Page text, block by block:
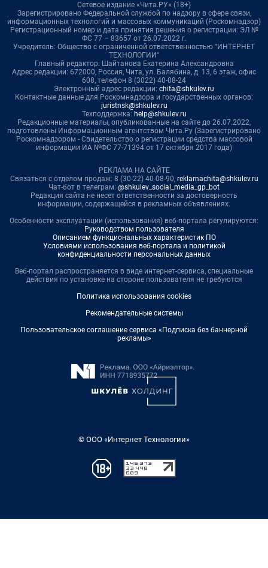
Сетевое издание «Чита.РУ» (18+)
Зарегистрировано Федеральной службой по надзору в сфере связи,
информационных технологий и массовых коммуникаций (Роскомнадзор)
Регистрационный номер и дата принятия решения о регистрации: ЭЛ №
ФС 77 – 83657 от 26.07.2022 г.
Учредитель: Общество с ограниченной ответственностью "ИНТЕРНЕТ
ТЕХНОЛОГИИ"
Главный редактор: Шайтанова Екатерина Александровна
Адрес редакции: 672000, Россия, Чита, ул. Балябина, д. 13, 6 этаж, офис
608, телефон 8 (3022) 40-08-24
Электронный адрес редакции: chita@shkulev.ru
Контактные данные для Роскомнадзора и государственных органов:
juristnsk@shkulev.ru
Техподдержка: help@shkulev.ru
Редакционные материалы, опубликованные на сайте до 26.07.2022,
подготовлены Информационным агентством Чита.Ру (Зарегистрировано
Роскомнадзором - Свидетельство о регистрации средства массовой
информации ИА №ФС 77-71394 от 17 октября 2017 года)
РЕКЛАМА НА САЙТЕ
Связаться с отделом продаж: 8 (30-22) 40-08-90, reklamachita@shkulev.ru
Чат-бот в телеграм: @shkulev_social_media_gp_bot
Редакция сайта не несет ответственности за достоверность
информации, содержащейся в рекламных объявлениях.
Особенности эксплуатации (использования) веб-портала регулируются:
Руководством пользователя
Описанием функциональных характеристик ПО
Условиями использования веб-портала и политикой
конфиденциальности персональных данных
Веб-портал распространяется в виде интернет-сервиса, специальные
действия по установке на стороне пользователя не требуются
Политика использования cookies
Рекомендательные системы
Пользовательское соглашение сервиса «Подписка без баннерной
рекламы»
© ООО «Интернет Технологии»